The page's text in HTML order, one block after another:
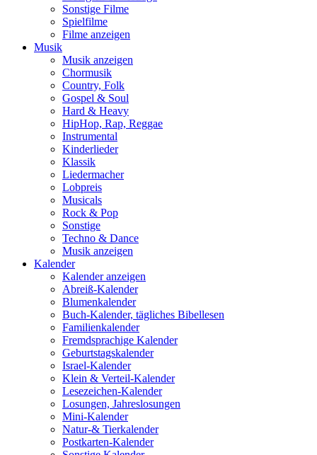
Sonstige Filme
Spielfilme
Filme anzeigen
Musik
Musik anzeigen
Chormusik
Country, Folk
Gospel & Soul
Hard & Heavy
HipHop, Rap, Reggae
Instrumental
Kinderlieder
Klassik
Liedermacher
Lobpreis
Musicals
Rock & Pop
Sonstige
Techno & Dance
Musik anzeigen
Kalender
Kalender anzeigen
Abreiß-Kalender
Blumenkalender
Buch-Kalender, tägliches Bibellesen
Familienkalender
Fremdsprachige Kalender
Geburtstagskalender
Israel-Kalender
Klein & Verteil-Kalender
Lesezeichen-Kalender
Losungen, Jahreslosungen
Mini-Kalender
Natur-& Tierkalender
Postkarten-Kalender